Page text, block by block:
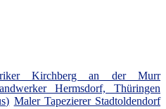
Kirchberg an der Murr
Hermsdorf, Thüringen
Maler Tapezierer Stadtoldendorf